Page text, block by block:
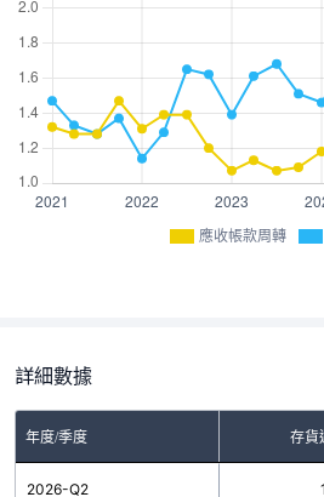
應收帳款周轉
詳細數據
年度/季度 存貨
2026-Q2